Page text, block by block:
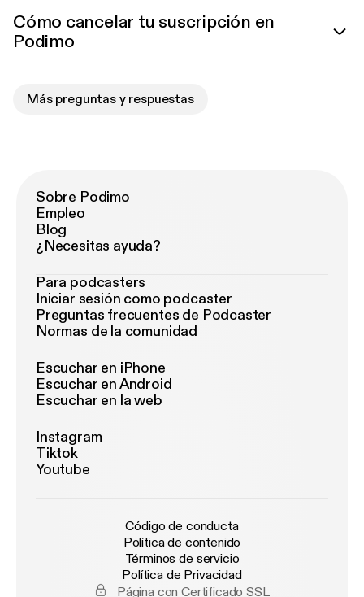
Cómo cancelar tu suscripción en
Podimo
Más preguntas y respuestas
Sobre Podimo
Empleo
Blog
¿Necesitas ayuda?
Para podcasters
Iniciar sesión como podcaster
Preguntas frecuentes de Podcaster
Normas de la comunidad
Escuchar en iPhone
Escuchar en Android
Escuchar en la web
Instagram
Tiktok
Youtube
Código de conducta
Política de contenido
Términos de servicio
Política de Privacidad
Página con Certificado SSL